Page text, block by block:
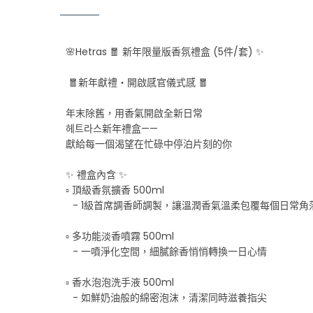
🌸Hetras 🧧 新年限量版香氛禮盒 (5件/套) ✨
🧧新年獻禮・開啟感官儀式感 🧧
年末除舊，用香氣開啟全新日常
헤트라스新年禮盒——
獻給每一個渴望在忙碌中停泊片刻的你
✨ 禮盒內含 ✨
▫️ 頂級香氛擴香 500ml
⠀- 1級首席調香師調製，讓溫潤香氣溫柔包覆每個日常角
▫️ 多功能淡香噴霧 500ml
⠀- 一噴淨化空間，細膩餘香悄悄轉換一日心情
▫️ 香水泡泡洗手液 500ml
⠀- 如鮮奶油般的綿密泡沫，清潔同時滋養指尖